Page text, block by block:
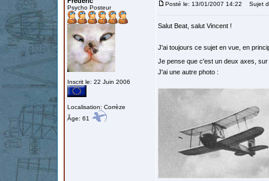
Psycho Posteur
Inscrit le: 22 Juin 2006
Localisation: Corrèze
Âge: 61
Posté le: 13/01/2007 14:22 Sujet
Salut Beat, salut Vincent !
J'ai toujours ce sujet en vue, en
Je pense que c'est un deux axes,
J'ai une autre photo :